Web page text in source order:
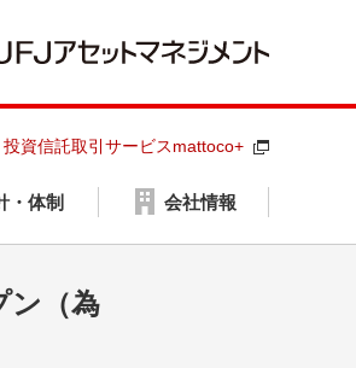
・体制 会社情報
投資信託取引サービスmattoco+
ン（為